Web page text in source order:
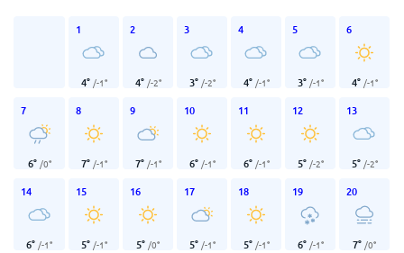
1
4° /-1°
2
4° /-2°
3
3° /-2°
4
4° /-1°
5
3° /-1°
6
4° /-1°
7
6° /0°
8
7° /-1°
9
7° /-1°
10
6° /-1°
11
6° /-1°
12
5° /-2°
13
5° /-2°
14
6° /-1°
15
5° /-1°
16
5° /0°
17
5° /-1°
18
5° /-1°
19
6° /-1°
20
7° /0°